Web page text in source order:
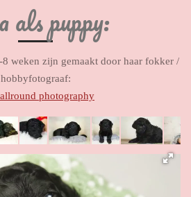
als puppy:
weken zijn gemaakt door haar fokker /
hobbyfotograaf:
photography